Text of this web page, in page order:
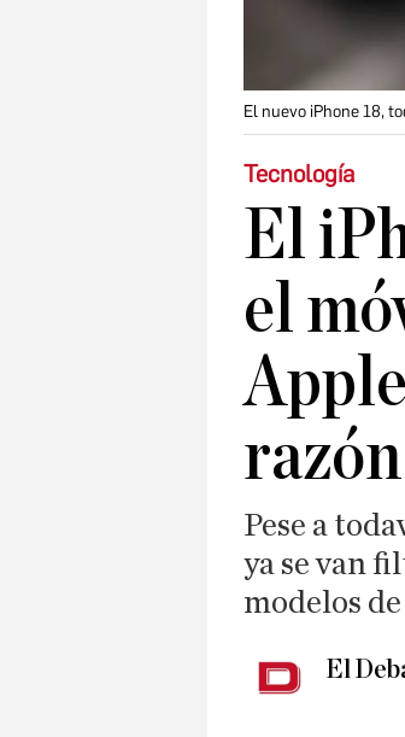
El nuevo iPhone 18,
Tecnología
El
el
razón
Pese a
ya se van
modelos
El